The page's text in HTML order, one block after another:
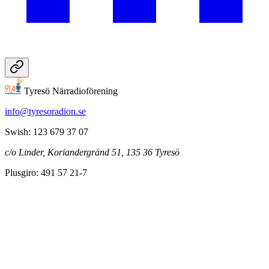
Tyresö Närradioförening
info@tyresoradion.se
Swish: 123 679 37 07
c/o Linder, Koriandergränd 51, 135 36 Tyresö
Plusgiro: 491 57 21-7